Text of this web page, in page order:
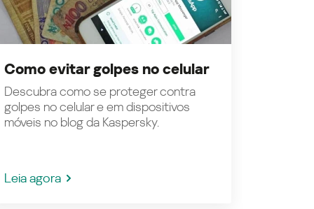
Como evitar golpes no celular
Descubra como se proteger contra
golpes no celular e em dispositivos
móveis no blog da Kaspersky.
Leia agora